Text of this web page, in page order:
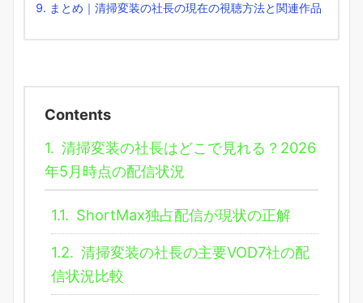
まとめ｜清掃変装の社長の現在の視聴方法と関連作品
Contents
1. 清掃変装の社長はどこで見れる？2026
年5月時点の配信状況
1.1. ShortMax独占配信が現状の正解
1.2. 清掃変装の社長の主要VOD7社の配
信状況比較